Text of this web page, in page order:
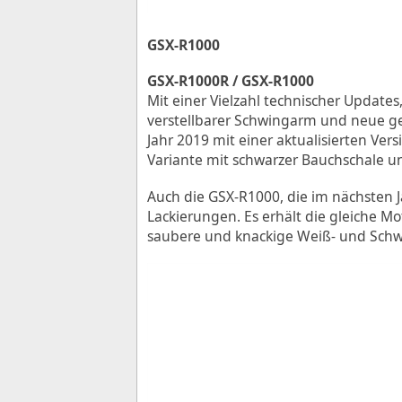
GSX-R1000
GSX-R1000R / GSX-R1000
Mit einer Vielzahl technischer
verstellbarer Schwingarm und neue
Jahr 2019 mit einer aktualisierten
Variante mit schwarzer Bauchschale
Auch die GSX-R1000, die im
Lackierungen. Es erhält die gleiche
saubere und knackige Weiß- und